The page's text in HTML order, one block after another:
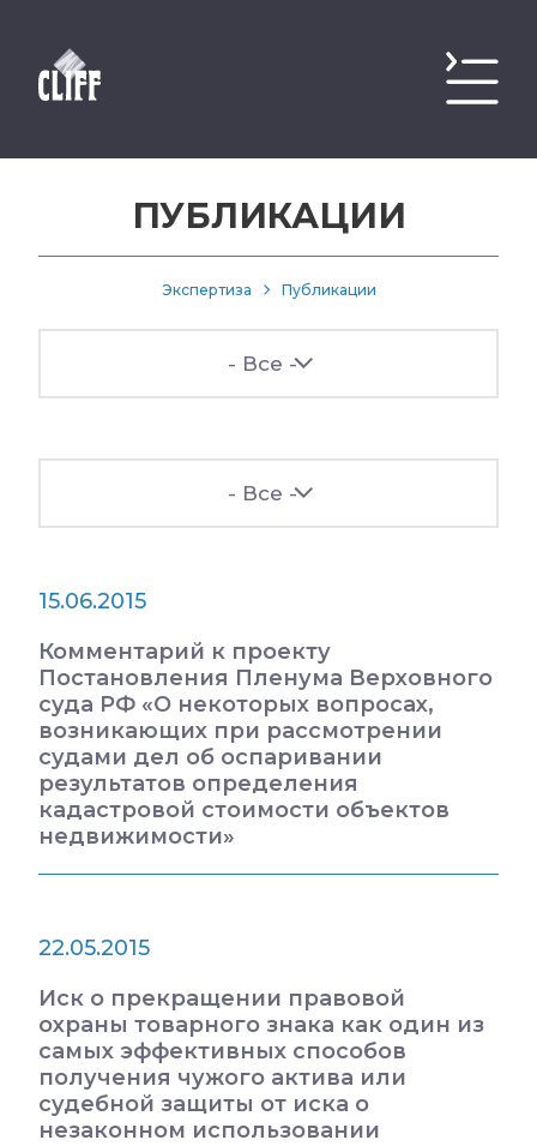
ПУБЛИКАЦИИ
Экспертиза Публикации
- Все -
- Все -
15.06.2015
Комментарий к проекту
Постановления Пленума Верховного
суда РФ «О некоторых вопросах,
возникающих при рассмотрении
судами дел об оспаривании
результатов определения
кадастровой стоимости объектов
недвижимости»
22.05.2015
Иск о прекращении правовой
охраны товарного знака как один из
самых эффективных способов
получения чужого актива или
судебной защиты от иска о
незаконном использовании